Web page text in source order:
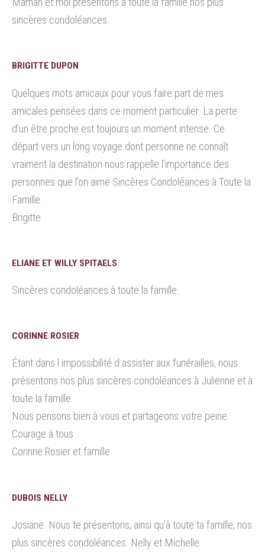
sincères condoléances.
BRIGITTE DUPON
Quelques mots amicaux pour vous faire part de mes
amicales pensées dans ce moment particulier. La perte
d’un être proche est toujours un moment intense. Ce
départ vers un long voyage dont personne ne connaît
vraiment la destination nous rappelle l’importance des
personnes que l’on aime Sincères Condoléances à Toute la
Famille.
Brigitte
ELIANE ET WILLY SPITAELS
Sincères condoléances à toute la famille.
CORINNE ROSIER
Étant dans l impossibilité d assister aux funérailles, nous
présentons nos plus sincères condoléances à Julienne et à
toute la famille.
Nous pensons bien à vous et partageons votre peine.
Courage à tous …
Corinne Rosier et famille
DUBOIS NELLY
Josiane. Nous te présentons, ainsi qu’à toute ta famille, nos
plus sincères condoléances. Nelly et Michelle.